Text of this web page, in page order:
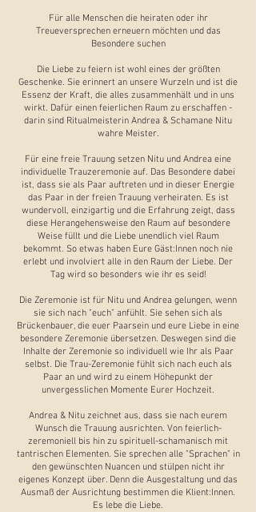
Für alle Menschen die heiraten oder ihr
Treueversprechen erneuern möchten und das
Besondere suchen
Die Liebe zu feiern ist wohl eines der größten
Geschenke. Sie erinnert an unsere Wurzeln und ist die
Essenz der Kraft, die alles zusammenhält und in uns
wirkt. Dafür einen feierlichen Raum zu erschaffen -
darin sind Ritualmeisterin Andrea & Schamane Nitu
wahre Meister.
Für eine freie Trauung setzen Nitu und Andrea eine
individuelle Trauzeremonie auf. Das Besondere dabei
ist, dass sie als Paar auftreten und in dieser Energie
das Paar in der freien Trauung verheiraten. Es ist
wundervoll, einzigartig und die Erfahrung zeigt, dass
diese Herangehensweise den Raum auf besondere
Weise füllt und die Liebe unendlich viel Raum
bekommt. So etwas haben Eure Gäst:Innen noch nie
erlebt und involviert alle in den Raum der Liebe. Der
Tag wird so besonders wie ihr es seid!
Die Zeremonie ist für Nitu und Andrea gelungen, wenn
sie sich nach "euch" anfühlt. Sie sehen sich als
Brückenbauer, die euer Paarsein und eure Liebe in eine
besondere Zeremonie übersetzen. Deswegen sind die
Inhalte der Zeremonie so individuell wie Ihr als Paar
selbst. Die Trau-Zeremonie fühlt sich nach euch als
Paar an und wird zu einem Höhepunkt der
unvergesslichen Momente Eurer Hochzeit.
Andrea & Nitu zeichnet aus, dass sie nach eurem
Wunsch die Trauung ausrichten. Von feierlich-
zeremoniell bis hin zu spirituell-schamanisch mit
tantrischen Elementen. Sie sprechen alle "Sprachen" in
den gewünschten Nuancen und stülpen nicht ihr
eigenes Konzept über. Denn die Ausgestaltung und das
Ausmaß der Ausrichtung bestimmen die Klient:Innen.
Es lebe die Liebe.